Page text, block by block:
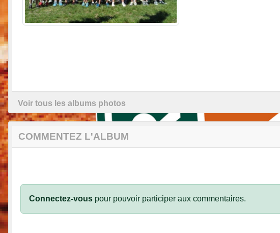
Voir tous les albums photos
COMMENTEZ L'ALBUM
Connectez-vous pour pouvoir participer aux commentaires.